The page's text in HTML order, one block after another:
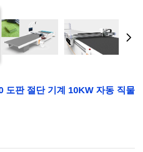
도판 절단 기계 10KW 자동 직물